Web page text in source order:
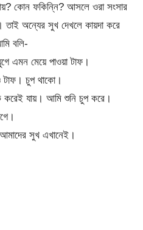
কোন ফকিন্নি? আসলে ওরা সংসার
অন্যের সুখ দেখলে কায়দা করে
বলি-
এমন মেয়ে পাওয়া টাফ।
টাফ। চুপ থাকো।
যায়। আমি শুনি চুপ করে।
সুখ এখানেই।